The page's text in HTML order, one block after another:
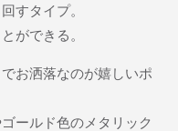
すタイプ。
ができる。
お洒落なのが嬉しいポ
ールド色のメタリック